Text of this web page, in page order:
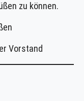
zu können.
Vorstand